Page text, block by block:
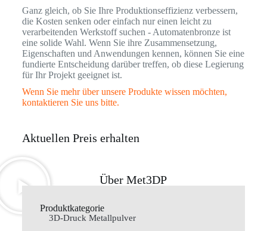
Ganz gleich, ob Sie Ihre Produktionseffizienz verbessern,
die Kosten senken oder einfach nur einen leicht zu
verarbeitenden Werkstoff suchen - Automatenbronze ist
eine solide Wahl. Wenn Sie ihre Zusammensetzung,
Eigenschaften und Anwendungen kennen, können Sie eine
fundierte Entscheidung darüber treffen, ob diese Legierung
für Ihr Projekt geeignet ist.
Wenn Sie mehr über unsere Produkte wissen möchten,
kontaktieren Sie uns bitte.
Aktuellen Preis erhalten
Über Met3DP
Produktkategorie
3D-Druck Metallpulver